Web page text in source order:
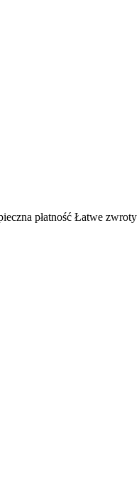
płatność Łatwe zwroty